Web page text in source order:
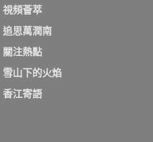
視頻薈萃
追思萬潤南
關注熱點
雪山下的火焰
香江寄語